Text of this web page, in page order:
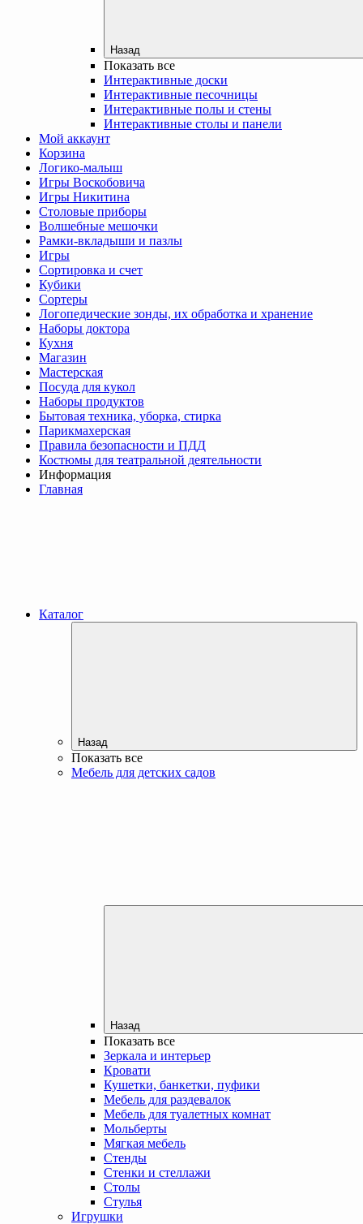
Назад
Показать все
Интерактивные доски
Интерактивные песочницы
Интерактивные полы и стены
Интерактивные столы и панели
Мой аккаунт
Корзина
Логико-малыш
Игры Воскобовича
Игры Никитина
Столовые приборы
Волшебные мешочки
Рамки-вкладыши и пазлы
Игры
Сортировка и счет
Кубики
Сортеры
Логопедические зонды, их обработка и хранение
Наборы доктора
Кухня
Магазин
Мастерская
Посуда для кукол
Наборы продуктов
Бытовая техника, уборка, стирка
Парикмахерская
Правила безопасности и ПДД
Костюмы для театральной деятельности
Информация
Главная
Каталог
Назад
Показать все
Мебель для детских садов
Назад
Показать все
Зеркала и интерьер
Кровати
Кушетки, банкетки, пуфики
Мебель для раздевалок
Мебель для туалетных комнат
Мольберты
Мягкая мебель
Стенды
Стенки и стеллажи
Столы
Стулья
Игрушки